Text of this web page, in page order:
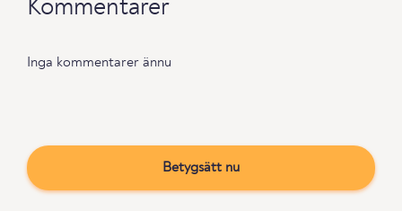
Kommentarer
Inga kommentarer ännu
Betygsätt nu